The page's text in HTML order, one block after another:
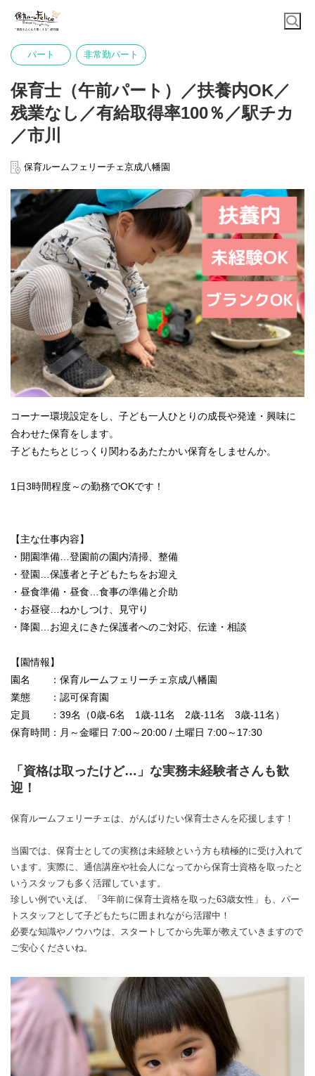
パート 非常勤パート
保育士（午前パート）／扶養内OK／
残業なし／有給取得率100％／駅チカ
／市川
保育ルームフェリーチェ京成八幡園
コーナー環境設定をし、子ども一人ひとりの成長や発達・興味に
合わせた保育をします。
子どもたちとじっくり関わるあたたかい保育をしませんか。
1日3時間程度～の勤務でOKです！
【主な仕事内容】
・開園準備…登園前の園内清掃、整備
・登園…保護者と子どもたちをお迎え
・昼食準備・昼食…食事の準備と介助
・お昼寝…ねかしつけ、見守り
・降園…お迎えにきた保護者へのご対応、伝達・相談
【園情報】
園名 ：保育ルームフェリーチェ京成八幡園
業態 ：認可保育園
定員 ：39名（0歳-6名 1歳-11名 2歳-11名 3歳-11名）
保育時間：月～金曜日 7:00～20:00 / 土曜日 7:00～17:30
「資格は取ったけど…」な実務未経験者さんも歓
迎！
保育ルームフェリーチェは、がんばりたい保育士さんを応援します！
当園では、保育士としての実務は未経験という方も積極的に受け入れて
います。実際に、通信講座や社会人になってから保育士資格を取ったと
いうスタッフも多く活躍しています。
珍しい例でいえば、「3年前に保育士資格を取った63歳女性」も、パー
トスタッフとして子どもたちに囲まれながら活躍中！
必要な知識やノウハウは、スタートしてから先輩が教えていきますので
ご安心くださいね。